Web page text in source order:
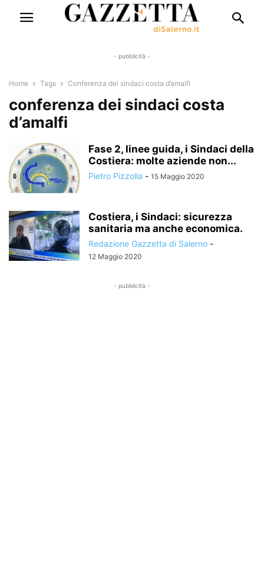
- pubblicità -
Home Tags Conferenza dei sindaci costa d’amalfi
conferenza dei sindaci costa
d’amalfi
Fase 2, linee guida, i Sindaci della
Costiera: molte aziende non...
Pietro Pizzolla - 15 Maggio 2020
Costiera, i Sindaci: sicurezza
sanitaria ma anche economica.
Redazione Gazzetta di Salerno -
12 Maggio 2020
- pubblicità -